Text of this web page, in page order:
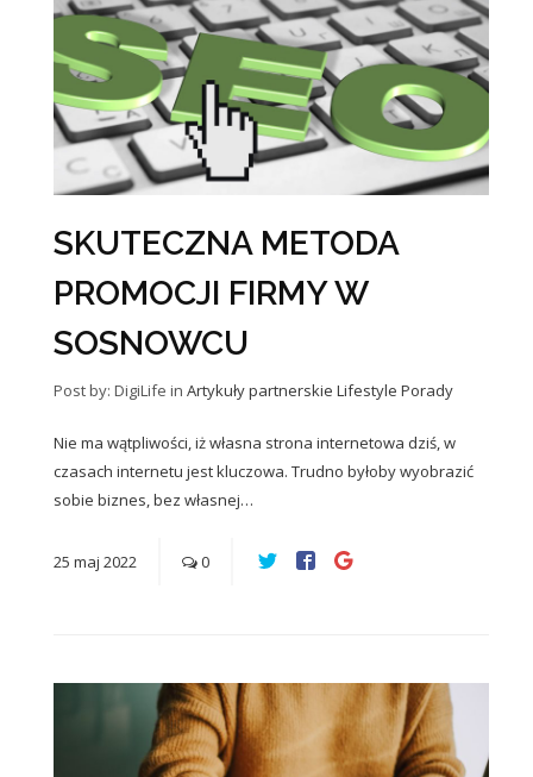
SKUTECZNA METODA
PROMOCJI FIRMY W
SOSNOWCU
Post by: DigiLife in Artykuły partnerskie Lifestyle Porady
Nie ma wątpliwości, iż własna strona internetowa dziś, w
czasach internetu jest kluczowa. Trudno byłoby wyobrazić
sobie biznes, bez własnej…
25 maj 2022 0